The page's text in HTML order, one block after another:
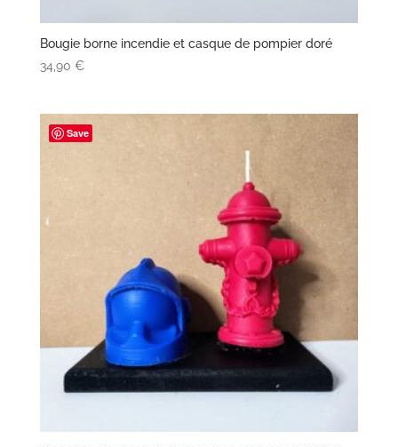
Bougie borne incendie et casque de pompier doré
34,90 €
Save